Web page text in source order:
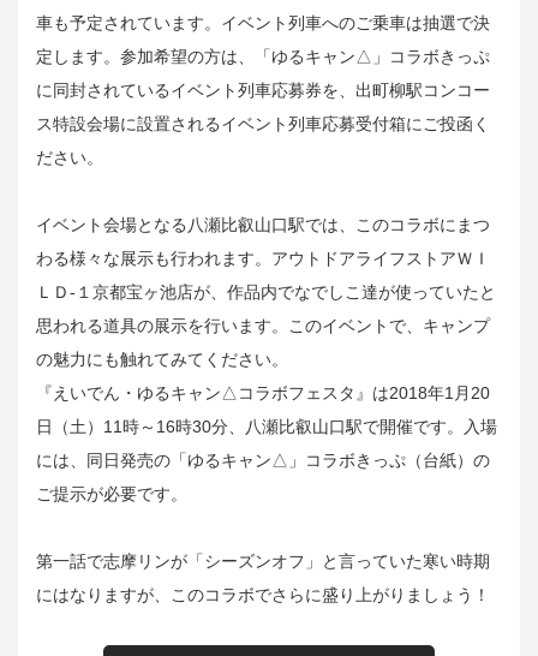
車も予定されています。イベント列車へのご乗車は抽選で決
定します。参加希望の方は、「ゆるキャン△」コラボきっぷ
に同封されているイベント列車応募券を、出町柳駅コンコー
ス特設会場に設置されるイベント列車応募受付箱にご投函く
ださい。
イベント会場となる八瀬比叡山口駅では、このコラボにまつ
わる様々な展示も行われます。アウトドアライフストアＷＩ
ＬＤ-１京都宝ヶ池店が、作品内でなでしこ達が使っていたと
思われる道具の展示を行います。このイベントで、キャンプ
の魅力にも触れてみてください。
『えいでん・ゆるキャン△コラボフェスタ』は2018年1月20
日（土）11時～16時30分、八瀬比叡山口駅で開催です。入場
には、同日発売の「ゆるキャン△」コラボきっぷ（台紙）の
ご提示が必要です。
第一話で志摩リンが「シーズンオフ」と言っていた寒い時期
にはなりますが、このコラボでさらに盛り上がりましょう！